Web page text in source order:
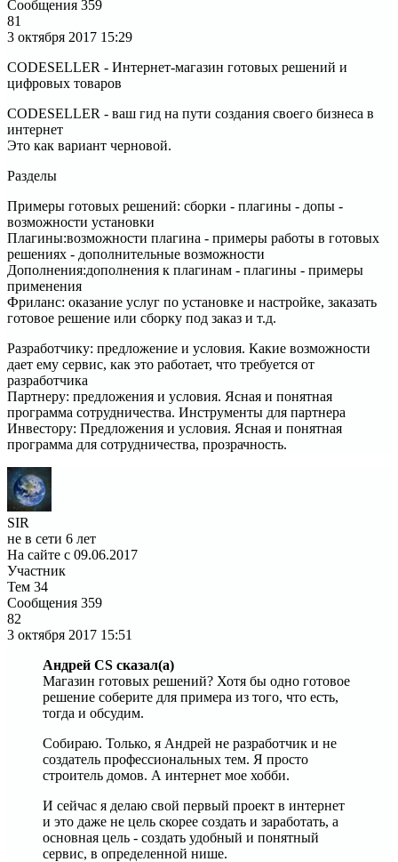
Сообщения 359
81
3 октября 2017 15:29
CODESELLER - Интернет-магазин готовых решений и
цифровых товаров
CODESELLER - ваш гид на пути создания своего бизнеса в
интернет
Это как вариант черновой.
Разделы
Примеры готовых решений: сборки - плагины - допы -
возможности установки
Плагины:возможности плагина - примеры работы в готовых
решениях - дополнительные возможности
Дополнения:дополнения к плагинам - плагины - примеры
применения
Фриланс: оказание услуг по установке и настройке, заказать
готовое решение или сборку под заказ и т.д.
Разработчику: предложение и условия. Какие возможности
дает ему сервис, как это работает, что требуется от
разработчика
Партнеру: предложения и условия. Ясная и понятная
программа сотрудничества. Инструменты для партнера
Инвестору: Предложения и условия. Ясная и понятная
программа для сотрудничества, прозрачность.
SIR
не в сети 6 лет
На сайте с 09.06.2017
Участник
Тем 34
Сообщения 359
82
3 октября 2017 15:51
Андрей CS сказал(а)
Магазин готовых решений? Хотя бы одно готовое
решение соберите для примера из того, что есть,
тогда и обсудим.
Собираю. Только, я Андрей не разработчик и не
создатель профессиональных тем. Я просто
строитель домов. А интернет мое хобби.
И сейчас я делаю свой первый проект в интернет
и это даже не цель скорее создать и заработать, а
основная цель - создать удобный и понятный
сервис, в определенной нише.